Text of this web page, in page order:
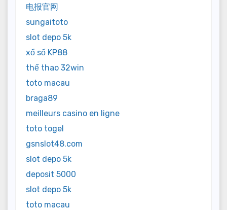
电报官网
sungaitoto
slot depo 5k
xổ số KP88
thể thao 32win
toto macau
braga89
meilleurs casino en ligne
toto togel
gsnslot48.com
slot depo 5k
deposit 5000
slot depo 5k
toto macau